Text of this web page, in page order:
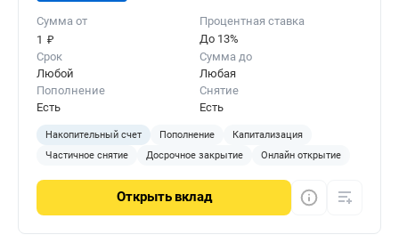
Сумма от
1 ₽
Процентная ставка
До 13%
Срок
Любой
Сумма до
Любая
Пополнение
Есть
Снятие
Есть
Накопительный счет Пополнение
Капитализация
Частичное снятие
Досрочное закрытие Онлайн открытие
Открыть вклад